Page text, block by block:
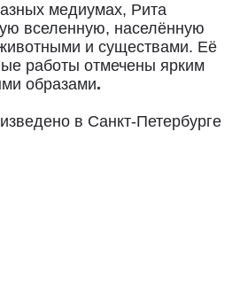
медиумах, Рита
вселенную, населённую
и существами. Её
работы отмечены ярким
образами.
в Санкт-Петербурге